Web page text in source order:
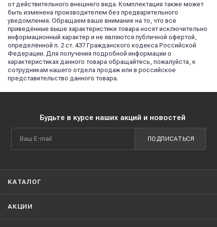
от действительного внешнего вида. Комплектация также может
быть изменена производителем без предварительного
уведомления. Обращаем ваше внимание на то, что все
приведённые выше характеристики товара носят исключительно
информационный характер и не являются публичной офертой,
определённой п. 2 ст. 437 Гражданского кодекса Российской
Федерации. Для получения подробной информации о
характеристиках данного товара обращайтесь, пожалуйста, к
сотрудникам нашего отдела продаж или в российское
представительство данного товара.
Будьте в курсе наших акций и новостей
ПОДПИСАТЬСЯ
КАТАЛОГ
АКЦИИ